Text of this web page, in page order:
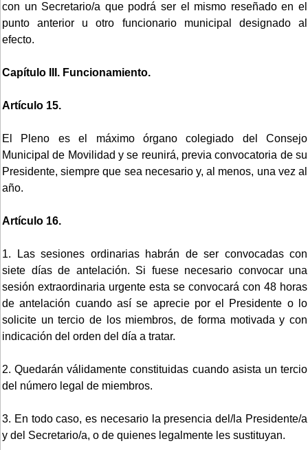
con un Secretario/a que podrá ser el mismo reseñado en el
punto anterior u otro funcionario municipal designado al
efecto.
Capítulo III. Funcionamiento.
Artículo 15.
El Pleno es el máximo órgano colegiado del Consejo
Municipal de Movilidad y se reunirá, previa convocatoria de su
Presidente, siempre que sea necesario y, al menos, una vez al
año.
Artículo 16.
1. Las sesiones ordinarias habrán de ser convocadas con
siete días de antelación. Si fuese necesario convocar una
sesión extraordinaria urgente esta se convocará con 48 horas
de antelación cuando así se aprecie por el Presidente o lo
solicite un tercio de los miembros, de forma motivada y con
indicación del orden del día a tratar.
2. Quedarán válidamente constituidas cuando asista un tercio
del número legal de miembros.
3. En todo caso, es necesario la presencia del/la Presidente/a
y del Secretario/a, o de quienes legalmente les sustituyan.